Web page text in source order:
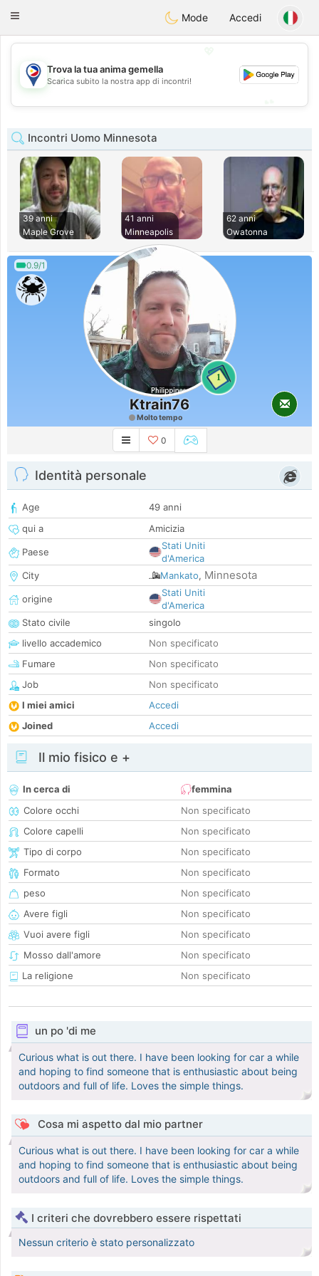
PhilippinesChat
Toggle
Mode Accedi
💖
💕
Trova la tua anima gemella
Scarica subito la nostra app di incontri!
Incontri Uomo Minnesota
39 anni
Maple Grove
41 anni
Minneapolis
62 anni
Owatonna
0.9/1
1
Ktrain76
Molto tempo
0
Identità personale
Age
49 anni
qui a
Amicizia
Paese
Stati Uniti
d'America
City
Mankato, Minnesota
origine
Stati Uniti
d'America
Stato civile
singolo
livello accademico
Non specificato
Fumare
Non specificato
Job
Non specificato
I miei amici
Accedi
Joined
Accedi
Il mio fisico e +
In cerca di
femmina
Colore occhi
Non specificato
Colore capelli
Non specificato
Tipo di corpo
Non specificato
Formato
Non specificato
peso
Non specificato
Avere figli
Non specificato
Vuoi avere figli
Non specificato
Mosso dall'amore
Non specificato
La religione
Non specificato
un po 'di me
Curious what is out there. I have been looking for car a while
and hoping to find someone that is enthusiastic about being
outdoors and full of life. Loves the simple things.
Cosa mi aspetto dal mio partner
Curious what is out there. I have been looking for car a while
and hoping to find someone that is enthusiastic about being
outdoors and full of life. Loves the simple things.
I criteri che dovrebbero essere rispettati
Nessun criterio è stato personalizzato